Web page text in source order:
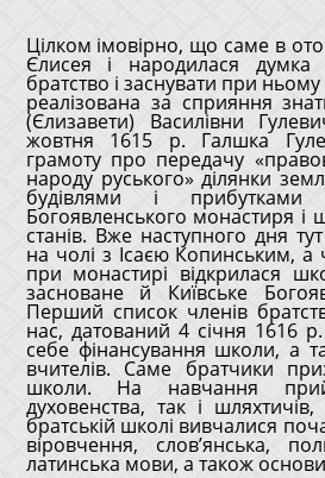
Цілком імовірно, що саме в
Єлисея і народилася думка
братство і заснувати при
реалізована за сприяння
(Єлизавети) Василівни
жовтня 1615 р. Галшка
грамоту про передачу
народу руського» ділянки
будівлями і прибутками
Богоявленського монастиря і
станів. Вже наступного дня
на чолі з Ісаєю Копинським, а
при монастирі відкрилася
засноване й Київське
Перший список членів
нас, датований 4 січня 1616
себе фінансування школи, а
вчителів. Саме братчики
школи. На навчання
духовенства, так і
братській школі вивчалися
віровчення, слов’янська,
латинська мови, а також